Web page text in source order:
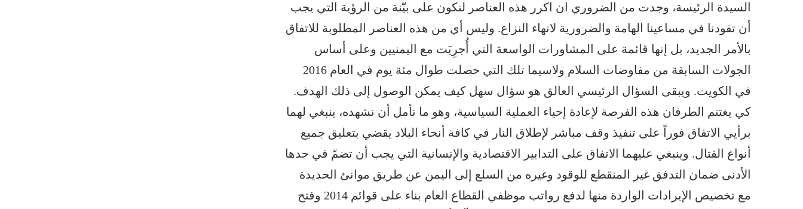
السيدة الرئيسة، وجدت من الضروري ان اكرر هذه العناصر لنكون على بيّنة من الرؤية التي يجب
أن تقودنا في مساعينا الهامة والضرورية لانهاء النزاع. وليس أي من هذه العناصر المطلوبة للاتفاق
بالأمر الجديد، بل إنها قائمة على المشاورات الواسعة التي أُجرِيَت مع اليمنيين وعلى أساس
الجولات السابقة من مفاوضات السلام ولاسيما تلك التي حصلت طوال مئة يوم في العام 2016
في الكويت. ويبقى السؤال الرئيسي العالق هو سؤال سهل كيف يمكن الوصول إلى ذلك الهدف.
كي يغتنم الطرفان هذه الفرصة لإعادة إحياء العملية السياسية، وهو ما نأمل أن نشهده، ينبغي لهما
برأيي الاتفاق فوراً على تنفيذ وقف مباشر لإطلاق النار في كافة أنحاء البلاد يقضي بتعليق جميع
أنواع القتال. وينبغي عليهما الاتفاق على التدابير الاقتصادية والإنسانية التي يجب أن تضمّ في حدها
الأدنى ضمان التدفق غير المنقطع للوقود وغيره من السلع إلى اليمن عن طريق موانئ الحديدة
مع تخصيص الإيرادات الواردة منها لدفع رواتب موظفي القطاع العام بناء على قوائم 2014 وفتح